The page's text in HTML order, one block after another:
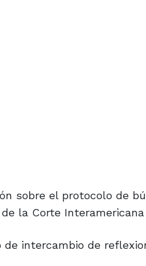
sobre el protocolo de
la Corte Interamericana
de intercambio de